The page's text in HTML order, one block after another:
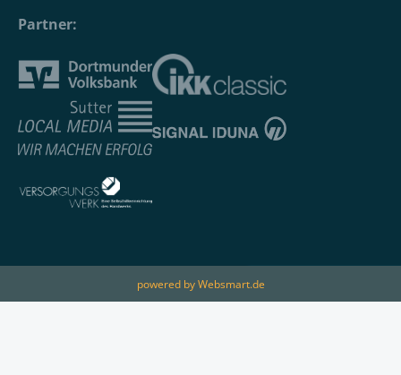
Partner:
powered by Websmart.de